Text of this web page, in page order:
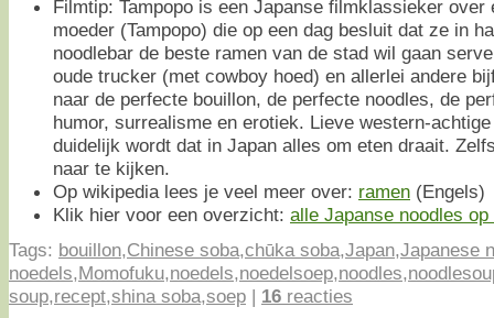
Filmtip: Tampopo is een Japanse filmklassieker over
moeder (Tampopo) die op een dag besluit dat ze in
noodlebar de beste ramen van de stad wil gaan
oude trucker (met cowboy hoed) en allerlei andere
naar de perfecte bouillon, de perfecte noodles, de
humor, surrealisme en erotiek. Lieve western-
duidelijk wordt dat in Japan alles om eten draait.
naar te kijken.
Op wikipedia lees je veel meer over: ramen (Engels)
Klik hier voor een overzicht: alle Japanse noodles
Tags: bouillon,Chinese soba,chūka soba,Japan,Japanese
noedels,Momofuku,noedels,noedelsoep,noodles,
soup,recept,shina soba,soep | 16 reacties